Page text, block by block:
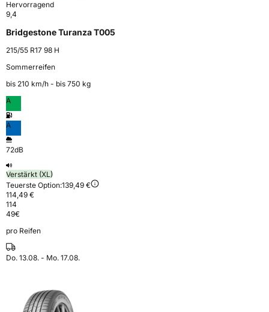
Hervorragend
9,4
Bridgestone Turanza T005
215/55 R17 98 H
Sommerreifen
bis 210 km⁠/⁠h - bis 750 kg
A
A
72dB
Verstärkt (XL)
Teuerste Option:139,49 €
114,49 €
114
49€
pro Reifen
Do. 13.08. - Mo. 17.08.